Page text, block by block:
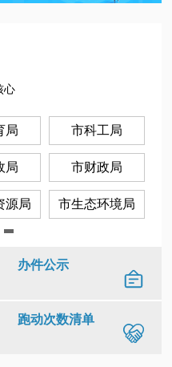
心
局 市科工局
局 市财政局
源局 市生态环境局
办件公示
跑动次数清单